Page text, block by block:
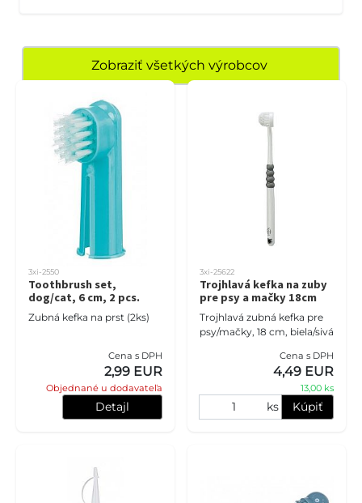
Zobraziť všetkých výrobcov
3xi-2550
Toothbrush set,
dog/cat, 6 cm, 2 pcs.
Zubná kefka na prst (2ks)
Cena s DPH
2,99 EUR
Objednané u dodavateľa
Detajl
3xi-25622
Trojhlavá kefka na zuby
pre psy a mačky 18cm
Trojhlavá zubná kefka pre
psy/mačky, 18 cm, biela/sivá
Cena s DPH
4,49 EUR
13,00 ks
ks Kúpiť